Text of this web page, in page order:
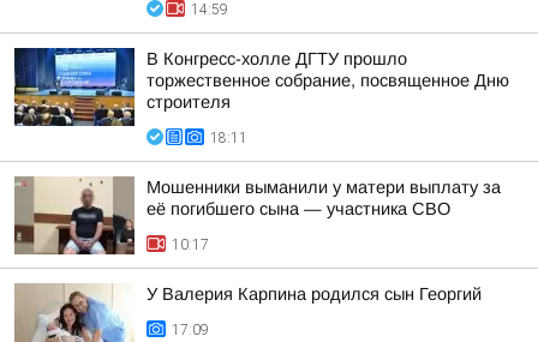
14:59
В Конгресс-холле ДГТУ прошло
торжественное собрание, посвященное Дню
строителя
18:11
Мошенники выманили у матери выплату за
её погибшего сына — участника СВО
10:17
У Валерия Карпина родился сын Георгий
17:09